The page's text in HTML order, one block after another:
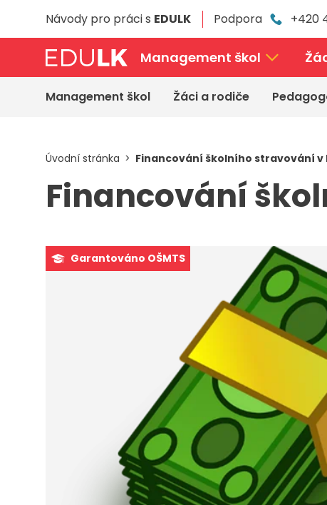
Návody pro práci s EDULK Podpora +420
Management škol
Management škol Žáci a rodiče
Úvodní stránka Financování školního stravování v
Financování
Garantováno OŠMTS